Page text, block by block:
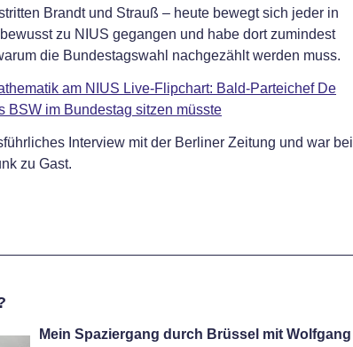
Brandt und Strauß – heute bewegt sich jeder in
zu NIUS gegangen und habe dort zumindest
die Bundestagswahl nachgezählt werden muss.
am NIUS Live-Flipchart: Bald-Parteichef De
BSW im Bundestag sitzen müsste
Interview mit der Berliner Zeitung und war bei
zu Gast.
Mein Spaziergang durch Brüssel mit Wolfgang